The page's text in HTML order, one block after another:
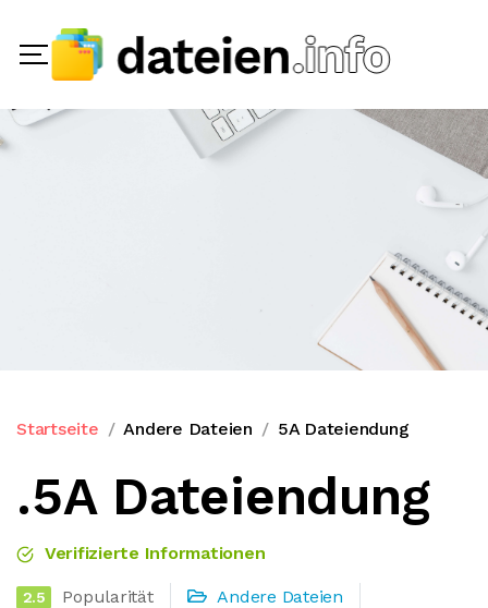
Startseite Andere Dateien 5A Dateiendung
.5A Dateiendung
Verifizierte Informationen
2.5 Popularität Andere Dateien